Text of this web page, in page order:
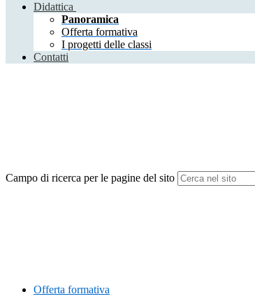
Didattica
Panoramica
Offerta formativa
I progetti delle classi
Contatti
Campo di ricerca per le pagine del sito
Offerta formativa